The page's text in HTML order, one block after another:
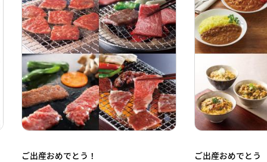
ご出産おめでとう！ ご出産おめでとう